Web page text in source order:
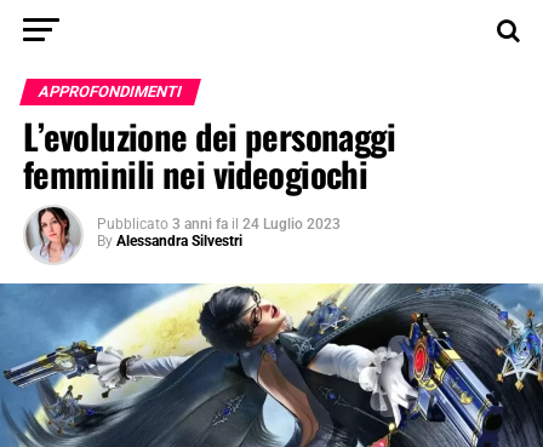
APPROFONDIMENTI
L’evoluzione dei personaggi
femminili nei videogiochi
Pubblicato 3 anni fa il 24 Luglio 2023
By Alessandra Silvestri